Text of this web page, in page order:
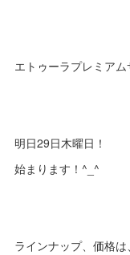
エトゥーラプレミアム
明日29日木曜日！
始まります！^_^
ラインナップ、価格は